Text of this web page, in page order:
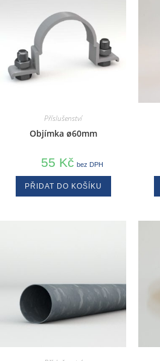
Příslušenství
Objímka ø60mm
55 Kč bez DPH
PŘIDAT DO KOŠÍKU